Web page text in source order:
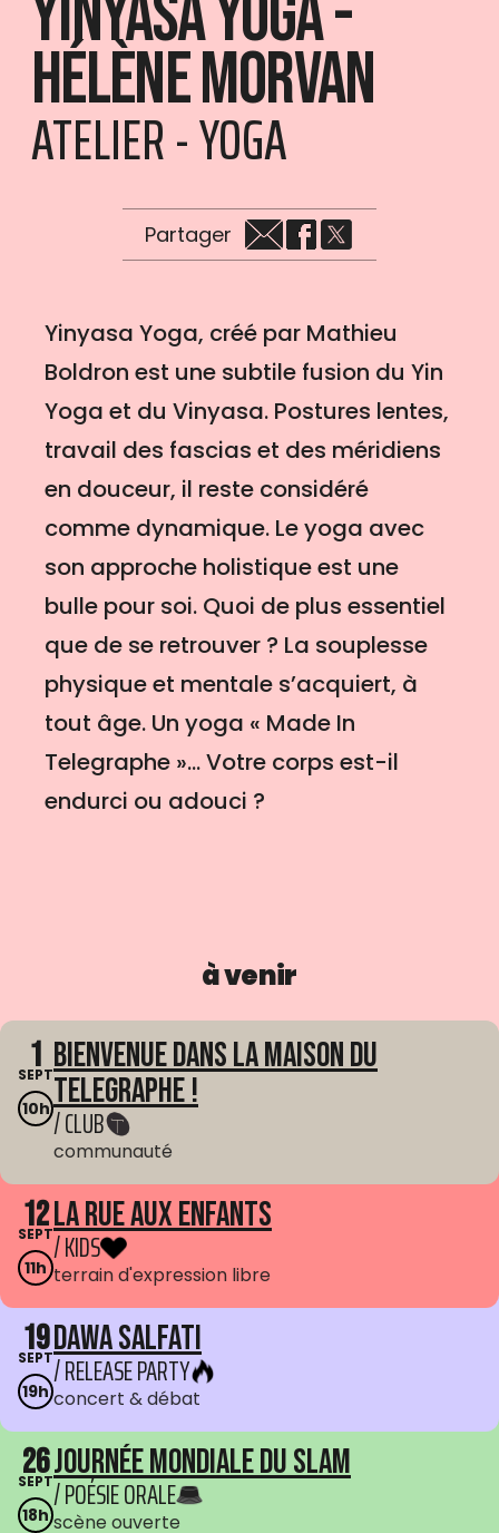
Yinyasa Yoga -
Hélène Morvan
ATELIER - YOGA
Partager
Yinyasa Yoga, créé par Mathieu
Boldron est une subtile fusion du Yin
Yoga et du Vinyasa. Postures lentes,
travail des fascias et des méridiens
en douceur, il reste considéré
comme dynamique. Le yoga avec
son approche holistique est une
bulle pour soi. Quoi de plus essentiel
que de se retrouver ? La souplesse
physique et mentale s’acquiert, à
tout âge. Un yoga « Made In
Telegraphe »... Votre corps est-il
endurci ou adouci ?
à venir
1
SEPT
10h
Bienvenue dans La Maison du
Telegraphe !
/ CLUB
communauté
12
SEPT
11h
La Rue aux enfants
/ KIDS
terrain d'expression libre
19
SEPT
19h
Dawa Salfati
/ RELEASE PARTY
concert & débat
26
SEPT
18h
Journée mondiale du Slam
/ POÉSIE ORALE
scène ouverte